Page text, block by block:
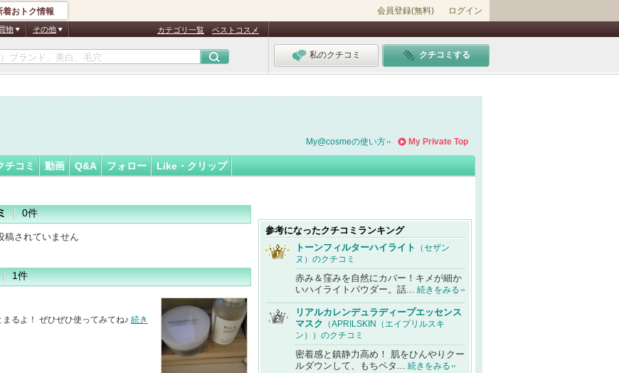
着おトク情報 会員登録(無料) ログイン
物 その他 カテゴリ一覧 ベストコスメ
私のクチコミ クチコミする
ん
認
証
My Private Top
My@cosmeの使い方
チコミ 動画 Q&A フォロー Like・クリップ
0件
稿されていません
1件
るよ！ ぜひぜひ使ってみてね♪ 続き
参考になったクチコミランキング
トーンフィルターハイライト
（セザン
ヌ）のクチコミ
赤み＆窪みを自然にカバー！キメが細か
いハイライトパウダー。話... 続きをみる
リアルカレンデュラディープエッセンス
マスク （APRILSKIN（エイプリルスキ
ン））のクチコミ
密着感と鎮静力高め！ 肌をひんやりクー
ルダウンして、もちペタ... 続きをみる